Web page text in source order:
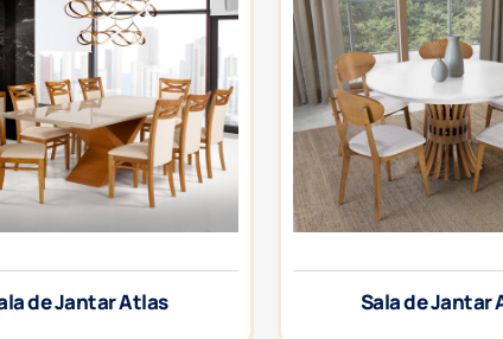
de Jantar Atlas Sala de Jantar